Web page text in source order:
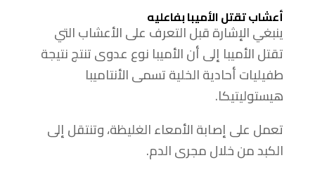
أعشاب تقتل الأميبابفاعليه
ينبغي الإشارة قبل التعرف على الأعشاب التي
تقتل الأميبا إلى أن الأميبا نوع عدوى تنتج نتيجة
طفيليات أحادية الخلية تسمى الأنتاميبا
هيستوليتيكا.
تعمل على إصابة الأمعاء الغليظة، وتنتقل إلى
الكبد من خلال مجرى الدم.